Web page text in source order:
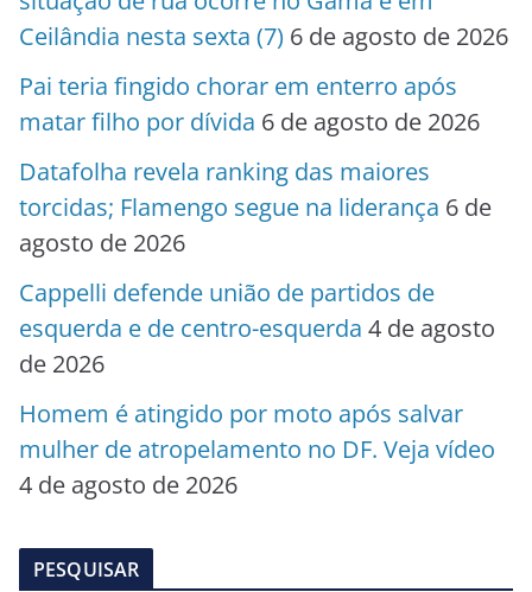
Ceilândia nesta sexta (7) 6 de agosto de 2026
Pai teria fingido chorar em enterro após
matar filho por dívida 6 de agosto de 2026
Datafolha revela ranking das maiores
torcidas; Flamengo segue na liderança 6 de
agosto de 2026
Cappelli defende união de partidos de
esquerda e de centro-esquerda 4 de agosto
de 2026
Homem é atingido por moto após salvar
mulher de atropelamento no DF. Veja vídeo
4 de agosto de 2026
PESQUISAR